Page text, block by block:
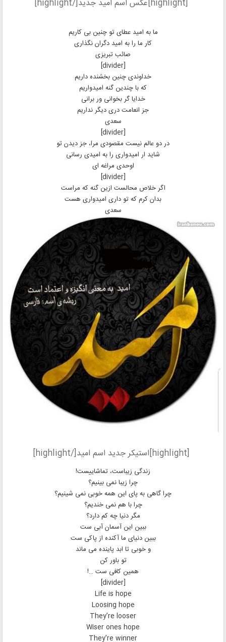
[highlight]عکس اسم امید جدید[/highlight]
ما به امید عطای تو چنین بی کاریم
کار ما را به امید دگران نگذاری
صائب تبریزی
[divider]
خداوندی چنین بخشنده داریم
که با چندین گنه امیدواریم
خدایا گر بخوانی ور برانی
جز انعامت دری دیگر نداریم
سعدی
[divider]
در دو عالم نیست مقصودی مرا، جز دیدن تو
شاید ار امیدواری را به امیدی رسانی
اوحدی مراغه ای
[divider]
اگر خلاص محالست ازین گنه که مراست
بدان کرم که تو داری امیدواری هست
سعدی
[highlight]استیکر جدید اسم امید[/highlight]
زندگی زیباست، تماشاییست!
چرا زیبا نمی بینیم؟
چرا گاهی به پای این همه خوبی نمی شینیم؟
چرا با هم نمی خندیم؟
مگر دنیا چه کم دارد؟
ببین این آسمان آبی ست
ببین دنیای ما آکنده از پاکی ست
و خوبی تا ابد پاینده می ماند
تو باور کن
همین کافی ست …!
[divider]
Life is hope
Loosing hope
They’re looser
Wiser ones hope
They’re winner